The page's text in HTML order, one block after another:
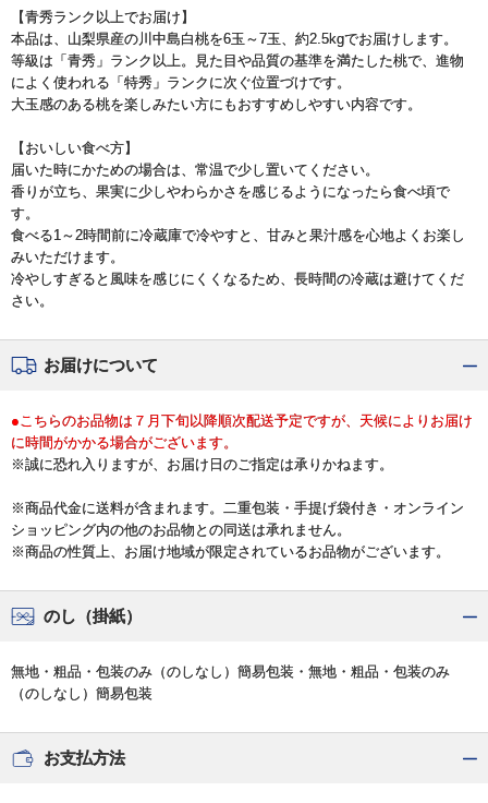
【青秀ランク以上でお届け】
本品は、山梨県産の川中島白桃を6玉～7玉、約2.5kgでお届けします。
等級は「青秀」ランク以上。見た目や品質の基準を満たした桃で、進物
によく使われる「特秀」ランクに次ぐ位置づけです。
大玉感のある桃を楽しみたい方にもおすすめしやすい内容です。
【おいしい食べ方】
届いた時にかための場合は、常温で少し置いてください。
香りが立ち、果実に少しやわらかさを感じるようになったら食べ頃で
す。
食べる1～2時間前に冷蔵庫で冷やすと、甘みと果汁感を心地よくお楽し
みいただけます。
冷やしすぎると風味を感じにくくなるため、長時間の冷蔵は避けてくだ
さい。
お届けについて
●こちらのお品物は７月下旬以降順次配送予定ですが、天候によりお届け
に時間がかかる場合がございます。
※誠に恐れ入りますが、お届け日のご指定は承りかねます。
※商品代金に送料が含まれます。二重包装・手提げ袋付き・オンライン
ショッピング内の他のお品物との同送は承れません。
※商品の性質上、お届け地域が限定されているお品物がございます。
のし（掛紙）
無地・粗品・包装のみ（のしなし）簡易包装・無地・粗品・包装のみ
（のしなし）簡易包装
お支払方法